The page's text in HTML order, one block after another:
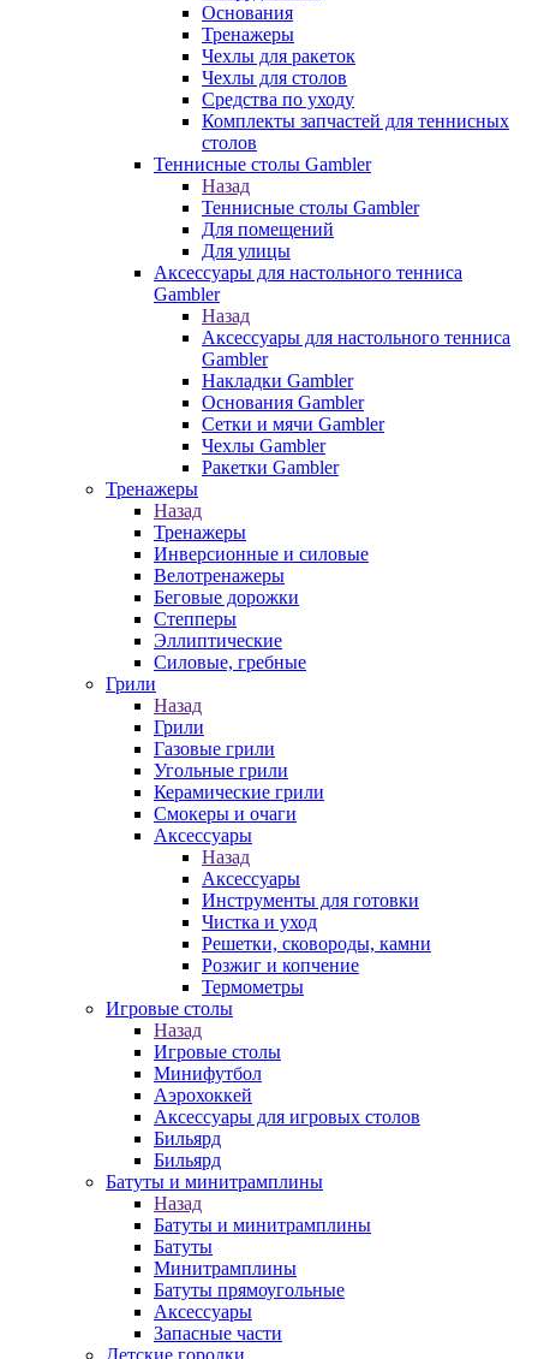
Основания
Тренажеры
Чехлы для ракеток
Чехлы для столов
Средства по уходу
Комплекты запчастей для теннисных
столов
Теннисные столы Gambler
Назад
Теннисные столы Gambler
Для помещений
Для улицы
Аксессуары для настольного тенниса
Gambler
Назад
Аксессуары для настольного тенниса
Gambler
Накладки Gambler
Основания Gambler
Сетки и мячи Gambler
Чехлы Gambler
Ракетки Gambler
Тренажеры
Назад
Тренажеры
Инверсионные и силовые
Велотренажеры
Беговые дорожки
Степперы
Эллиптические
Силовые, гребные
Грили
Назад
Грили
Газовые грили
Угольные грили
Керамические грили
Смокеры и очаги
Аксессуары
Назад
Аксессуары
Инструменты для готовки
Чистка и уход
Решетки, сковороды, камни
Розжиг и копчение
Термометры
Игровые столы
Назад
Игровые столы
Минифутбол
Аэрохоккей
Аксессуары для игровых столов
Бильяpд
Бильяpд
Батуты и минитрамплины
Назад
Батуты и минитрамплины
Батуты
Минитрамплины
Батуты прямоугольные
Аксессуары
Запасные части
Детские городки